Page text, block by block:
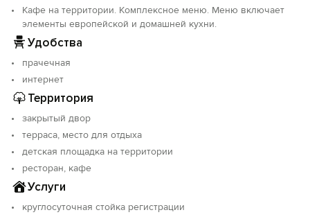
Кафе на территории. Комплексное меню. Меню включает
элементы европейской и домашней кухни.
Удобства
прачечная
интернет
Территория
закрытый двор
терраса, место для отдыха
детская площадка на территории
ресторан, кафе
Услуги
круглосуточная стойка регистрации